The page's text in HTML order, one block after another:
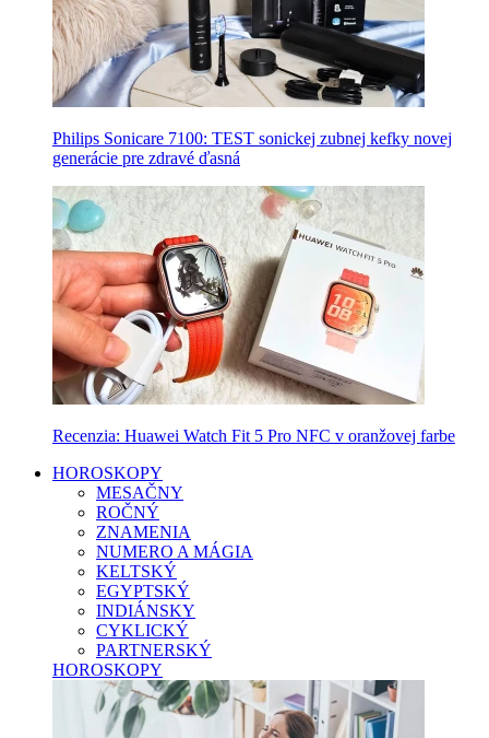
Philips Sonicare 7100: TEST sonickej zubnej kefky novej
generácie pre zdravé ďasná
Recenzia: Huawei Watch Fit 5 Pro NFC v oranžovej farbe
HOROSKOPY
MESAČNY
ROČNÝ
ZNAMENIA
NUMERO A MÁGIA
KELTSKÝ
EGYPTSKÝ
INDIÁNSKY
CYKLICKÝ
PARTNERSKÝ
HOROSKOPY